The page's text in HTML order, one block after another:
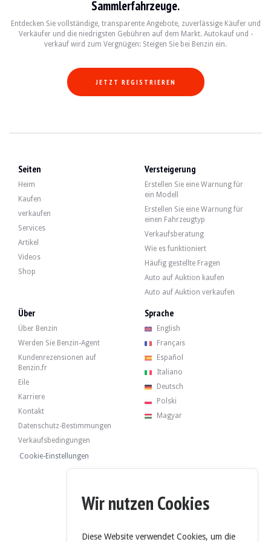
Der Motor ist ein 6-Zylinder-Reihenmotor mit 2,8L, der 193 PS entwickelt.
Der Verkäufer gibt an, dass die Mechanik normal funktioniert, ebenso wie
Der Verkäufer verfügt über das Serviceheft und Rechnungen, die in der Galerie
- Geometrie der Vorderachse nach der letzten technischen Kontrolle
Der Verkäufer ist eine Privatperson mit Sitz in Frankreich in Trith-Saint-
Der Verkäufer wollte einen Mindestpreis festlegen.
Verlaufsbericht
Sammlerfahrzeuge.
Entdecken Sie vollständige, transparente Angebote, zuverlässige Käufer und
Verkäufer und die niedrigsten Gebühren auf dem Markt. Autokauf und -
verkauf wird zum Vergnügen: Steigen Sie bei Benzin ein.
JETZT REGISTRIEREN
Seiten
Heim
Kaufen
verkaufen
Services
Artikel
Videos
Shop
Versteigerung
Erstellen Sie eine Warnung für
ein Modell
Erstellen Sie eine Warnung für
einen Fahrzeugtyp
Verkaufsberatung
Wie es funktioniert
Häufig gestellte Fragen
Auto auf Auktion kaufen
Auto auf Auktion verkaufen
Über
Über Benzin
Werden Sie Benzin-Agent
Kundenrezensionen auf
Benzin.fr
Eile
Karriere
Kontakt
Datenschutz-Bestimmungen
Verkaufsbedingungen
Cookie-Einstellungen
Sprache
English
Français
Español
Italiano
Deutsch
Polski
Magyar
Wir nutzen Cookies
Diese Website verwendet Cookies, um die